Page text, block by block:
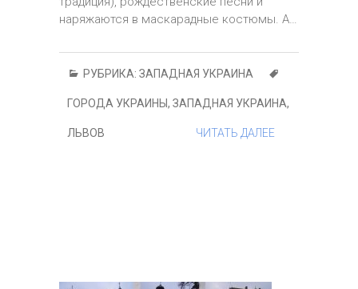
наряжаются в маскарадные костюмы. А…
РУБРИКА: ЗАПАДНАЯ УКРАИНА
ГОРОДА УКРАИНЫ, ЗАПАДНАЯ УКРАИНА,
ЛЬВОВ ЧИТАТЬ ДАЛЕЕ